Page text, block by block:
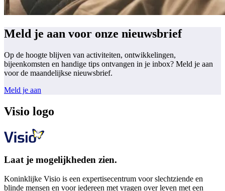
Meld je aan voor onze nieuwsbrief
Op de hoogte blijven van activiteiten, ontwikkelingen,
bijeenkomsten en handige tips ontvangen in je inbox? Meld je aan
voor de maandelijkse nieuwsbrief.
Meld je aan
Visio logo
Laat je mogelijkheden zien.
Koninklijke Visio is een expertisecentrum voor slechtziende en
blinde mensen en voor iedereen met vragen over leven met een